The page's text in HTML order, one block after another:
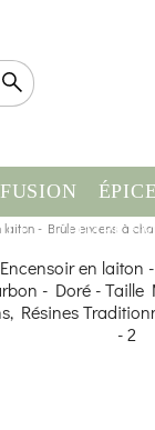
laiton - Brûle encens à